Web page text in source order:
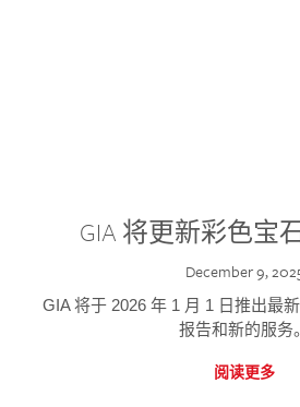
GIA 将更新彩色宝
December 9,
GIA 将于 2026 年 1 月 1 日推出最
报告和新的服务。
阅读更多